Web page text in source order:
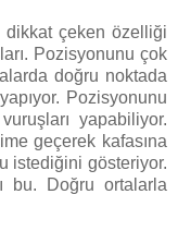
dikkat çeken özelliği
Pozisyonunu çok
doğru noktada
Pozisyonunu
yapabiliyor.
geçerek kafasına
istediğini gösteriyor.
bu. Doğru ortalarla